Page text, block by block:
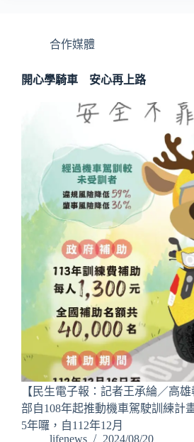
合作媒體
開心學騎車 安心再上路
【民生電子報：記者王承綸／高
部自108年起推動機車駕駛訓練計
5年囉，自112年12月
lifenews
2024/08/20